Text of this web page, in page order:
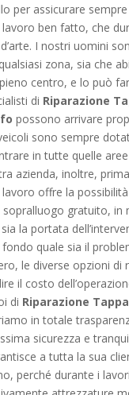
per assicurare
ben fatto, che
I nostri uomini
zona, sia che
centro, e lo può
di Riparazione
possono arrivare
sono sempre
in tutte quelle
azienda, inoltre,
offre la
gratuito, in
la portata
quale sia il
le diverse opzioni di
il costo
di Riparazione
in totale
sicurezza e
a tutta la sua
perché durante i